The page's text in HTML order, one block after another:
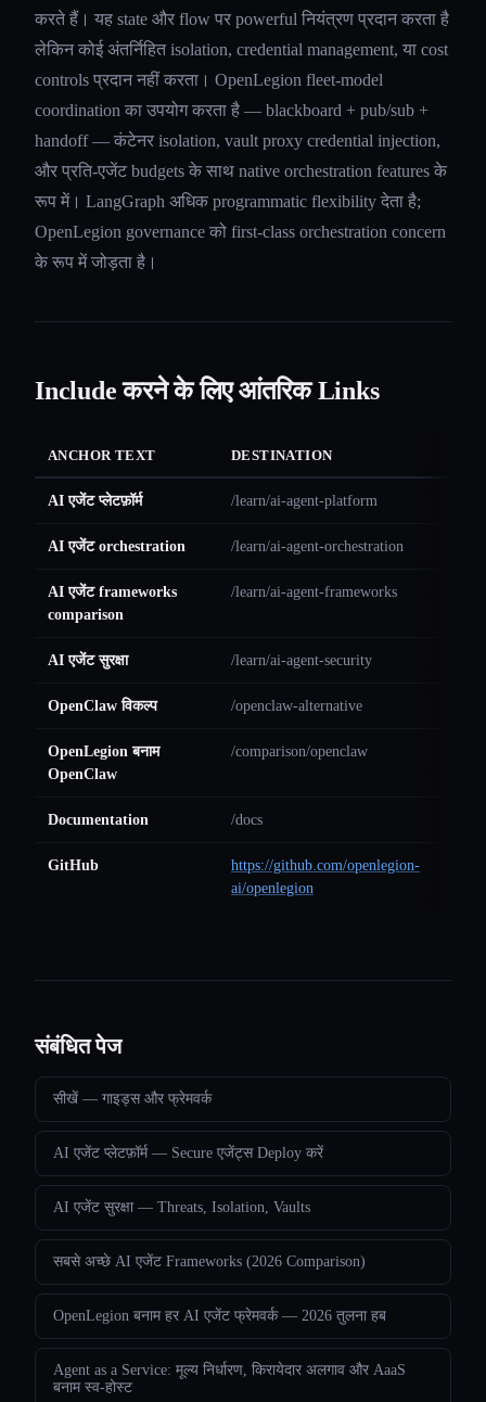
करते हैं। यह state और flow पर powerful नियंत्रण प्रदान करता है
लेकिन कोई अंतर्निहित isolation, credential management, या cost
controls प्रदान नहीं करता। OpenLegion fleet-model
coordination का उपयोग करता है — blackboard + pub/sub +
handoff — कंटेनर isolation, vault proxy credential injection,
और प्रति-एजेंट budgets के साथ native orchestration features के
रूप में। LangGraph अधिक programmatic flexibility देता है;
OpenLegion governance को first-class orchestration concern
के रूप में जोड़ता है।
Include करने के लिए आंतरिक Links
ANCHOR TEXT DESTINATION
AI एजेंट प्लेटफ़ॉर्म /learn/ai-agent-platform
AI एजेंट orchestration /learn/ai-agent-orchestration
AI एजेंट frameworks
comparison
/learn/ai-agent-frameworks
AI एजेंट सुरक्षा /learn/ai-agent-security
OpenClaw विकल्प /openclaw-alternative
OpenLegion बनाम
OpenClaw
/comparison/openclaw
Documentation /docs
GitHub
https://github.com/openlegion-
ai/openlegion
संबंधित पेज
सीखें — गाइड्स और फ्रेमवर्क
AI एजेंट प्लेटफ़ॉर्म — Secure एजेंट्स Deploy करें
AI एजेंट सुरक्षा — Threats, Isolation, Vaults
सबसे अच्छे AI एजेंट Frameworks (2026 Comparison)
OpenLegion बनाम हर AI एजेंट फ्रेमवर्क — 2026 तुलना हब
Agent as a Service: मूल्य निर्धारण, किरायेदार अलगाव और AaaS
बनाम स्व-होस्ट